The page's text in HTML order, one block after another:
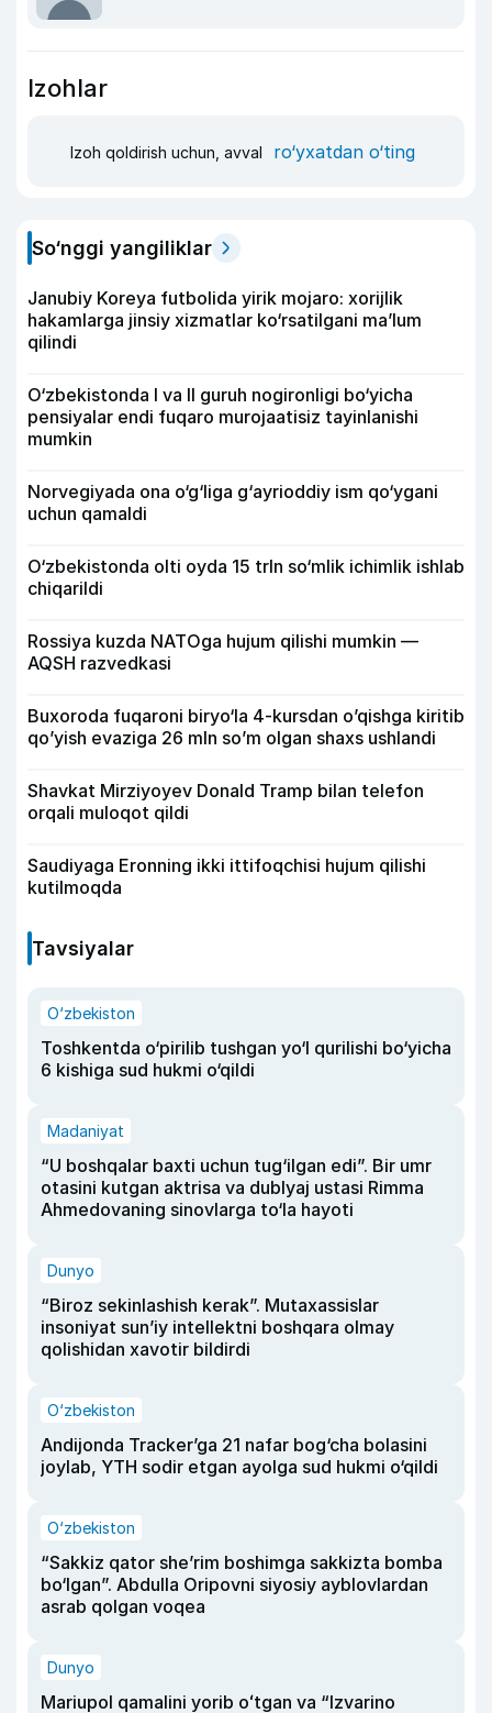
Izohlar
Izoh qoldirish uchun, avval ro‘yxatdan o‘ting
So‘nggi yangiliklar
Janubiy Koreya futbolida yirik mojaro: xorijlik
hakamlarga jinsiy xizmatlar ko‘rsatilgani ma’lum
qilindi
O‘zbekistonda I va II guruh nogironligi bo‘yicha
pensiyalar endi fuqaro murojaatisiz tayinlanishi
mumkin
Norvegiyada ona o‘g‘liga g‘ayrioddiy ism qo‘ygani
uchun qamaldi
O‘zbekistonda olti oyda 15 trln so‘mlik ichimlik ishlab
chiqarildi
Rossiya kuzda NATOga hujum qilishi mumkin —
AQSH razvedkasi
Buxoroda fuqaroni biryo‘la 4-kursdan o’qishga kiritib
qo’yish evaziga 26 mln so’m olgan shaxs ushlandi
Shavkat Mirziyoyev Donald Tramp bilan telefon
orqali muloqot qildi
Saudiyaga Eronning ikki ittifoqchisi hujum qilishi
kutilmoqda
Tavsiyalar
O‘zbekiston
Toshkentda o‘pirilib tushgan yo‘l qurilishi bo‘yicha
6 kishiga sud hukmi o‘qildi
Madaniyat
“U boshqalar baxti uchun tug‘ilgan edi”. Bir umr
otasini kutgan aktrisa va dublyaj ustasi Rimma
Ahmedovaning sinovlarga to‘la hayoti
Dunyo
“Biroz sekinlashish kerak”. Mutaxassislar
insoniyat sun’iy intellektni boshqara olmay
qolishidan xavotir bildirdi
O‘zbekiston
Andijonda Tracker’ga 21 nafar bog‘cha bolasini
joylab, YTH sodir etgan ayolga sud hukmi o‘qildi
O‘zbekiston
“Sakkiz qator she’rim boshimga sakkizta bomba
bo‘lgan”. Abdulla Oripovni siyosiy ayblovlardan
asrab qolgan voqea
Dunyo
Mariupol qamalini yorib oʻtgan va “Izvarino